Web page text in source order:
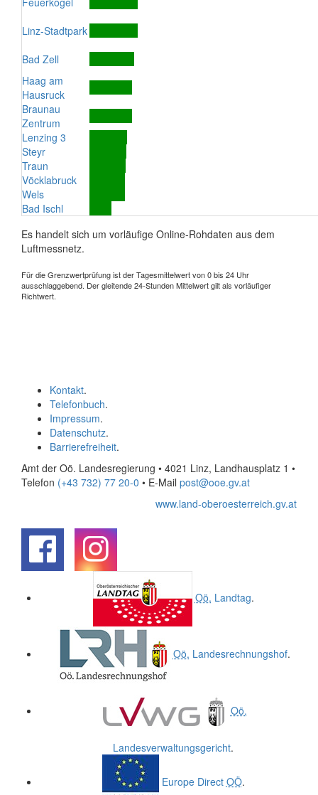
Linz-Stadtpark
Bad Zell
Haag am
Hausruck
Braunau
Zentrum
Lenzing 3
Steyr
Traun
Vöcklabruck
Wels
Bad Ischl
Es handelt sich um vorläufige Online-Rohdaten aus dem
Luftmessnetz.
Für die Grenzwertprüfung ist der Tagesmittelwert von 0 bis 24 Uhr
ausschlaggebend. Der gleitende 24-Stunden Mittelwert gilt als vorläufiger
Richtwert.
Kontakt.
Telefonbuch.
Impressum.
Datenschutz.
Barrierefreiheit.
Amt der Oö. Landesregierung • 4021 Linz, Landhausplatz 1 •
Telefon (+43 732) 77 20-0 • E-Mail post@ooe.gv.at
www.land-oberoesterreich.gv.at
Oö. Landtag.
Oö. Landesrechnungshof.
Oö.
Landesverwaltungsgericht.
Europe Direct OÖ.